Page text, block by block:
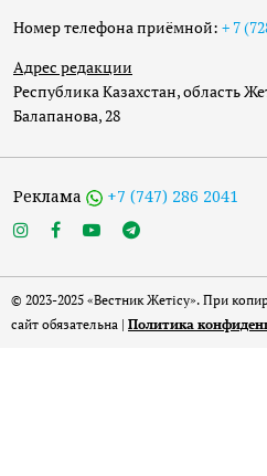
Номер телефона приёмной: + 7
Адрес редакции
Республика Казахстан, область
Балапанова, 28
Реклама +7 (747) 286 2041
© 2023-2025 «Вестник Жетісу». При
сайт обязательна | Политика